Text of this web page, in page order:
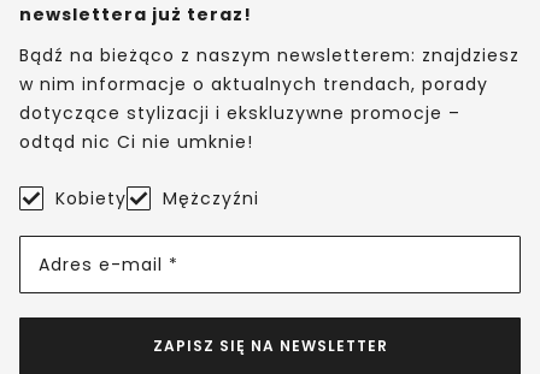
newslettera już teraz!
Bądź na bieżąco z naszym newsletterem: znajdziesz
w nim informacje o aktualnych trendach, porady
dotyczące stylizacji i ekskluzywne promocje –
odtąd nic Ci nie umknie!
Kobiety Mężczyźni
Adres e-mail *
ZAPISZ SIĘ NA NEWSLETTER